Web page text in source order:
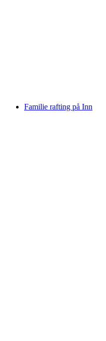
Familie rafting på Inn